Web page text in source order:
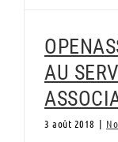
AU
3 août 2018 |